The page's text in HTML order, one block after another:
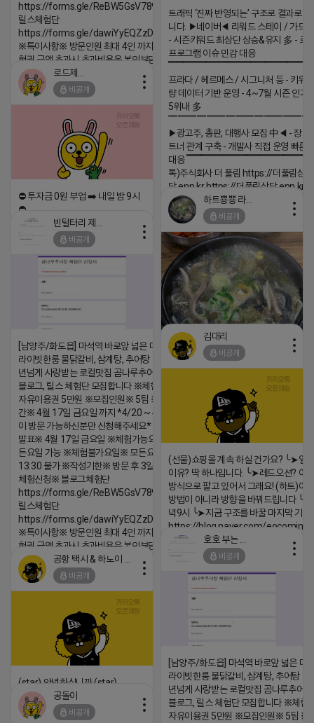
https://forms.gle/ReBW5GsV789ur2Pz6
릴스체험단
https://forms.gle/dawiYyEQZzDdqf8W8
※특이사항※ 방문인원 최대 4인 까지 가능 체
험권 금액 초과시 초과비용은 본인부담입니다.
2026-04-18 17:12
트래픽 ‘진짜 반영되는’ 구조로 결과로
니다. ▶네이버◀ 리워드 스테이 / 가드 /
- 시즌키워드 최상단 상승&유지 多 - 로
프로그램 이슈 민감 대응
▔▔▔▔▔▔▔▔▔▔▔▔▔▔▔▔▔▔ ▶
프라다 / 헤르메스 / 시그니처 등 - 키워
량 데이터 기반 운영 - 4~7월 시즌 인기
5위내 多
▶광고주, 총판, 대행사 모집 中◀ - 장기
트너 관계 구축 - 개발사 직접 운영 빠른
대응
톡)주식회사 더 풀림 https://더풀림상
담.enn.kr https://더풀림상담.enn.kr
2026-04-18 17:26
비공개
⛔️ 투자금 0원 부업 ➡️ 내일 밤 9시
⛔️
2026-04-18 17:23
하트뿅뿅 라이언
비공개
https://m.blog.naver.com/
2026-04-18 17:23
비공개
[남양주/화도읍] 마석역 바로앞 넓은 매장과, 프
라이빗한룸 물닭갈비, 삼계탕, 추어탕 맛집 10
년넘게 사랑받는 로컬맛집 곰나루추어탕에서
블로그, 릴스 체험단 모집합니다 ※체험메뉴※
자유이용권 5만원 ※모집인원※ 5팀 ※모집기
간※ 4월 17일 금요일 까지 *4/20 ~ 4/26 사
이 방문 가능하신분만 신청해주세요* ※체험단
발표※ 4월 17일 금요일 ※체험가능요일※ 모
든요일 가능 ※체험불가요일※ 모든요일 12 ~
13:30 불가 ※작성기한※ 방문 후 3일 이내 ※
체험신청※ 블로그체험단
https://forms.gle/ReBW5GsV789ur2Pz6
릴스체험단
https://forms.gle/dawiYyEQZzDdqf8W8
※특이사항※ 방문인원 최대 4인 까지 가능 체
험권 금액 초과시 초과비용은 본인부담입니다.
2026-04-18 17:18
김대리
비공개
(선물)쇼핑몰 계속 하실 건가요? ╰➤열
이유? 딱 하나입니다. ╰➤레드오션? 아
방식으로 팔고 있어서 그래요! (하트)이
방법이 아니라 방향을 바꿔드립니다
녁9시 ╰➤지금 구조를 바꿀 마지막 기회
https://blog.naver.com/eocomim/
2026-04-18 17:15
비공개
[남양주/화도읍] 마석역 바로앞 넓은 매
라이빗한룸 물닭갈비, 삼계탕, 추어탕 맛
년넘게 사랑받는 로컬맛집 곰나루추어
블로그, 릴스 체험단 모집합니다 ※체험
자유이용권 5만원 ※모집인원※ 5팀 ※
비공개
(star) 안녕하십니까 (star)
2026-04-18 17:12
공돌이
비공개